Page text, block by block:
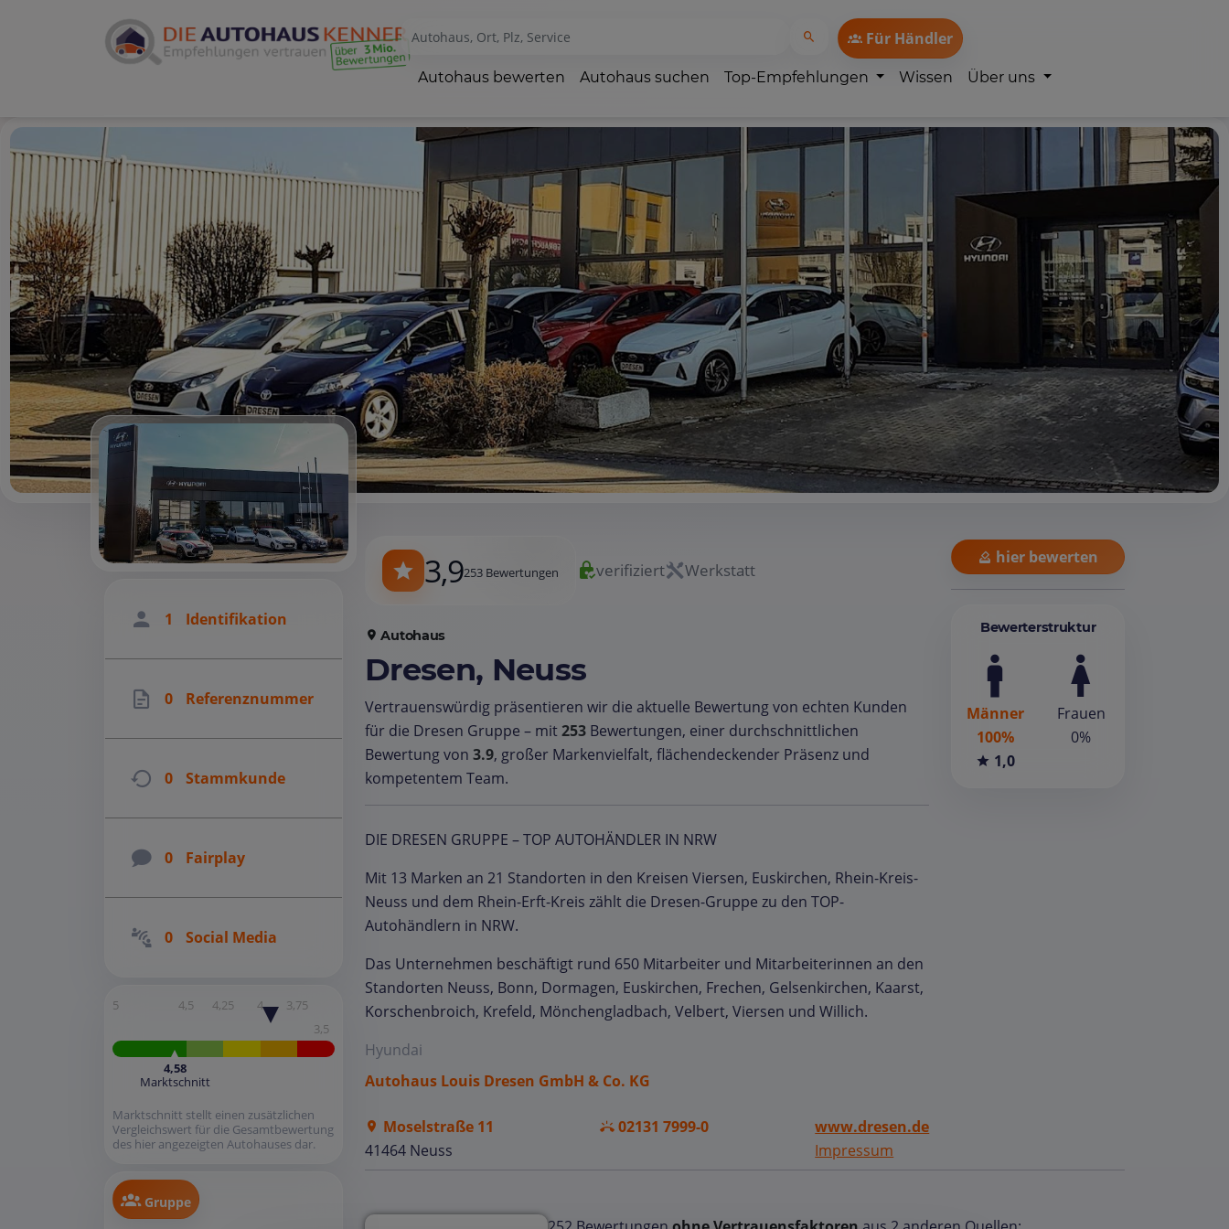
Für Händler
Autohaus bewerten Autohaus suchen Top-Empfehlungen Wissen Über uns
3,9253 Bewertungen verifiziert Werkstatt
Autohaus
Dresen, Neuss
Vertrauenswürdig präsentieren wir die aktuelle Bewertung von echten Kunden
für die Dresen Gruppe – mit253 Bewertungen, einer durchschnittlichen
Bewertung von 3.9, großer Markenvielfalt, flächendeckender Präsenz und
kompetentem Team.
DIE DRESEN GRUPPE – TOP AUTOHÄNDLER IN NRW
Mit 13 Marken an 21 Standorten in den Kreisen Viersen, Euskirchen, Rhein-Kreis-
Neuss und dem Rhein-Erft-Kreis zählt die Dresen-Gruppe zu den TOP-
Autohändlern in NRW.
Das Unternehmen beschäftigt rund 650 Mitarbeiter und Mitarbeiterinnen an den
Standorten Neuss, Bonn, Dormagen, Euskirchen, Frechen, Gelsenkirchen, Kaarst,
Korschenbroich, Krefeld, Mönchengladbach, Velbert, Viersen und Willich.
Hyundai
Autohaus Louis Dresen GmbH & Co. KG
Moselstraße 11
41464 Neuss
02131 7999-0
www.dresen.de
Impressum
hier bewerten
Bewerterstruktur
Männer
100%
1,0
Frauen
0%
1 Identifikation
0 Referenznummer
0 Stammkunde
0 Fairplay
0 Social Media
5 4,5 4,25 4
3,75
3,5
4,58
Marktschnitt
Marktschnitt stellt einen zusätzlichen
Vergleichswert für die Gesamtbewertung
des hier angezeigten Autohauses dar.
Gruppe